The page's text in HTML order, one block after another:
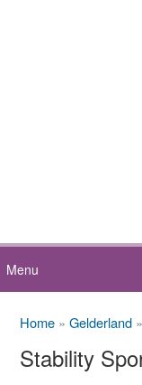
Home »Gelderland
Stability